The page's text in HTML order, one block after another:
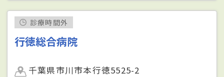
診療時間外
行徳総合病院
千葉県市川市本行徳5525-2